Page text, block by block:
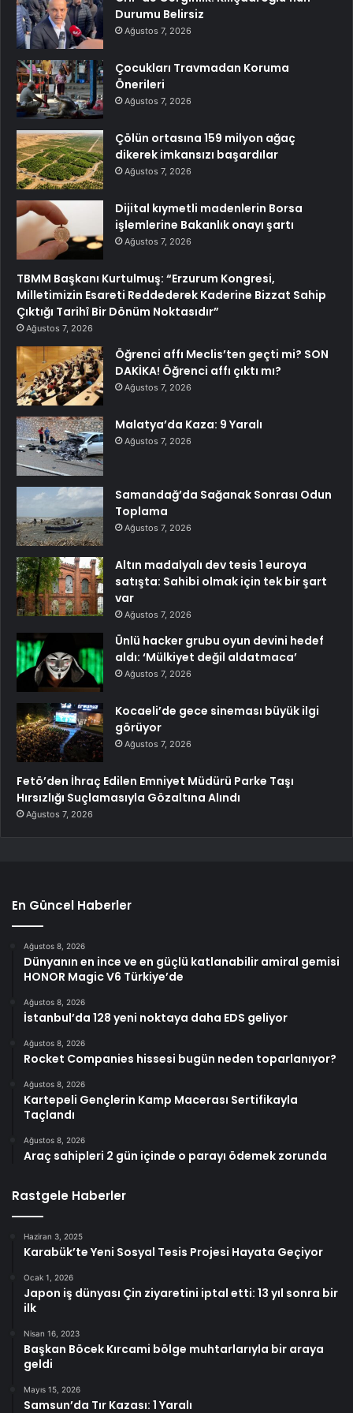
Durumu Belirsiz
Ağustos 7, 2026
Çocukları Travmadan Koruma
Önerileri
Ağustos 7, 2026
Çölün ortasına 159 milyon ağaç
dikerek imkansızı başardılar
Ağustos 7, 2026
Dijital kıymetli madenlerin Borsa
işlemlerine Bakanlık onayı şartı
Ağustos 7, 2026
TBMM Başkanı Kurtulmuş: “Erzurum Kongresi,
Milletimizin Esareti Reddederek Kaderine Bizzat Sahip
Çıktığı Tarihî Bir Dönüm Noktasıdır”
Ağustos 7, 2026
Öğrenci affı Meclis’ten geçti mi? SON
DAKİKA! Öğrenci affı çıktı mı?
Ağustos 7, 2026
Malatya’da Kaza: 9 Yaralı
Ağustos 7, 2026
Samandağ’da Sağanak Sonrası Odun
Toplama
Ağustos 7, 2026
Altın madalyalı dev tesis 1 euroya
satışta: Sahibi olmak için tek bir şart
var
Ağustos 7, 2026
Ünlü hacker grubu oyun devini hedef
aldı: ‘Mülkiyet değil aldatmaca’
Ağustos 7, 2026
Kocaeli’de gece sineması büyük ilgi
görüyor
Ağustos 7, 2026
Fetö’den İhraç Edilen Emniyet Müdürü Parke Taşı
Hırsızlığı Suçlamasıyla Gözaltına Alındı
Ağustos 7, 2026
En Güncel Haberler
Ağustos 8, 2026
Dünyanın en ince ve en güçlü katlanabilir amiral gemisi
HONOR Magic V6 Türkiye’de
Ağustos 8, 2026
İstanbul’da 128 yeni noktaya daha EDS geliyor
Ağustos 8, 2026
Rocket Companies hissesi bugün neden toparlanıyor?
Ağustos 8, 2026
Kartepeli Gençlerin Kamp Macerası Sertifikayla
Taçlandı
Ağustos 8, 2026
Araç sahipleri 2 gün içinde o parayı ödemek zorunda
Rastgele Haberler
Haziran 3, 2025
Karabük’te Yeni Sosyal Tesis Projesi Hayata Geçiyor
Ocak 1, 2026
Japon iş dünyası Çin ziyaretini iptal etti: 13 yıl sonra bir
ilk
Nisan 16, 2023
Başkan Böcek Kırcami bölge muhtarlarıyla bir araya
geldi
Mayıs 15, 2026
Samsun’da Tır Kazası: 1 Yaralı